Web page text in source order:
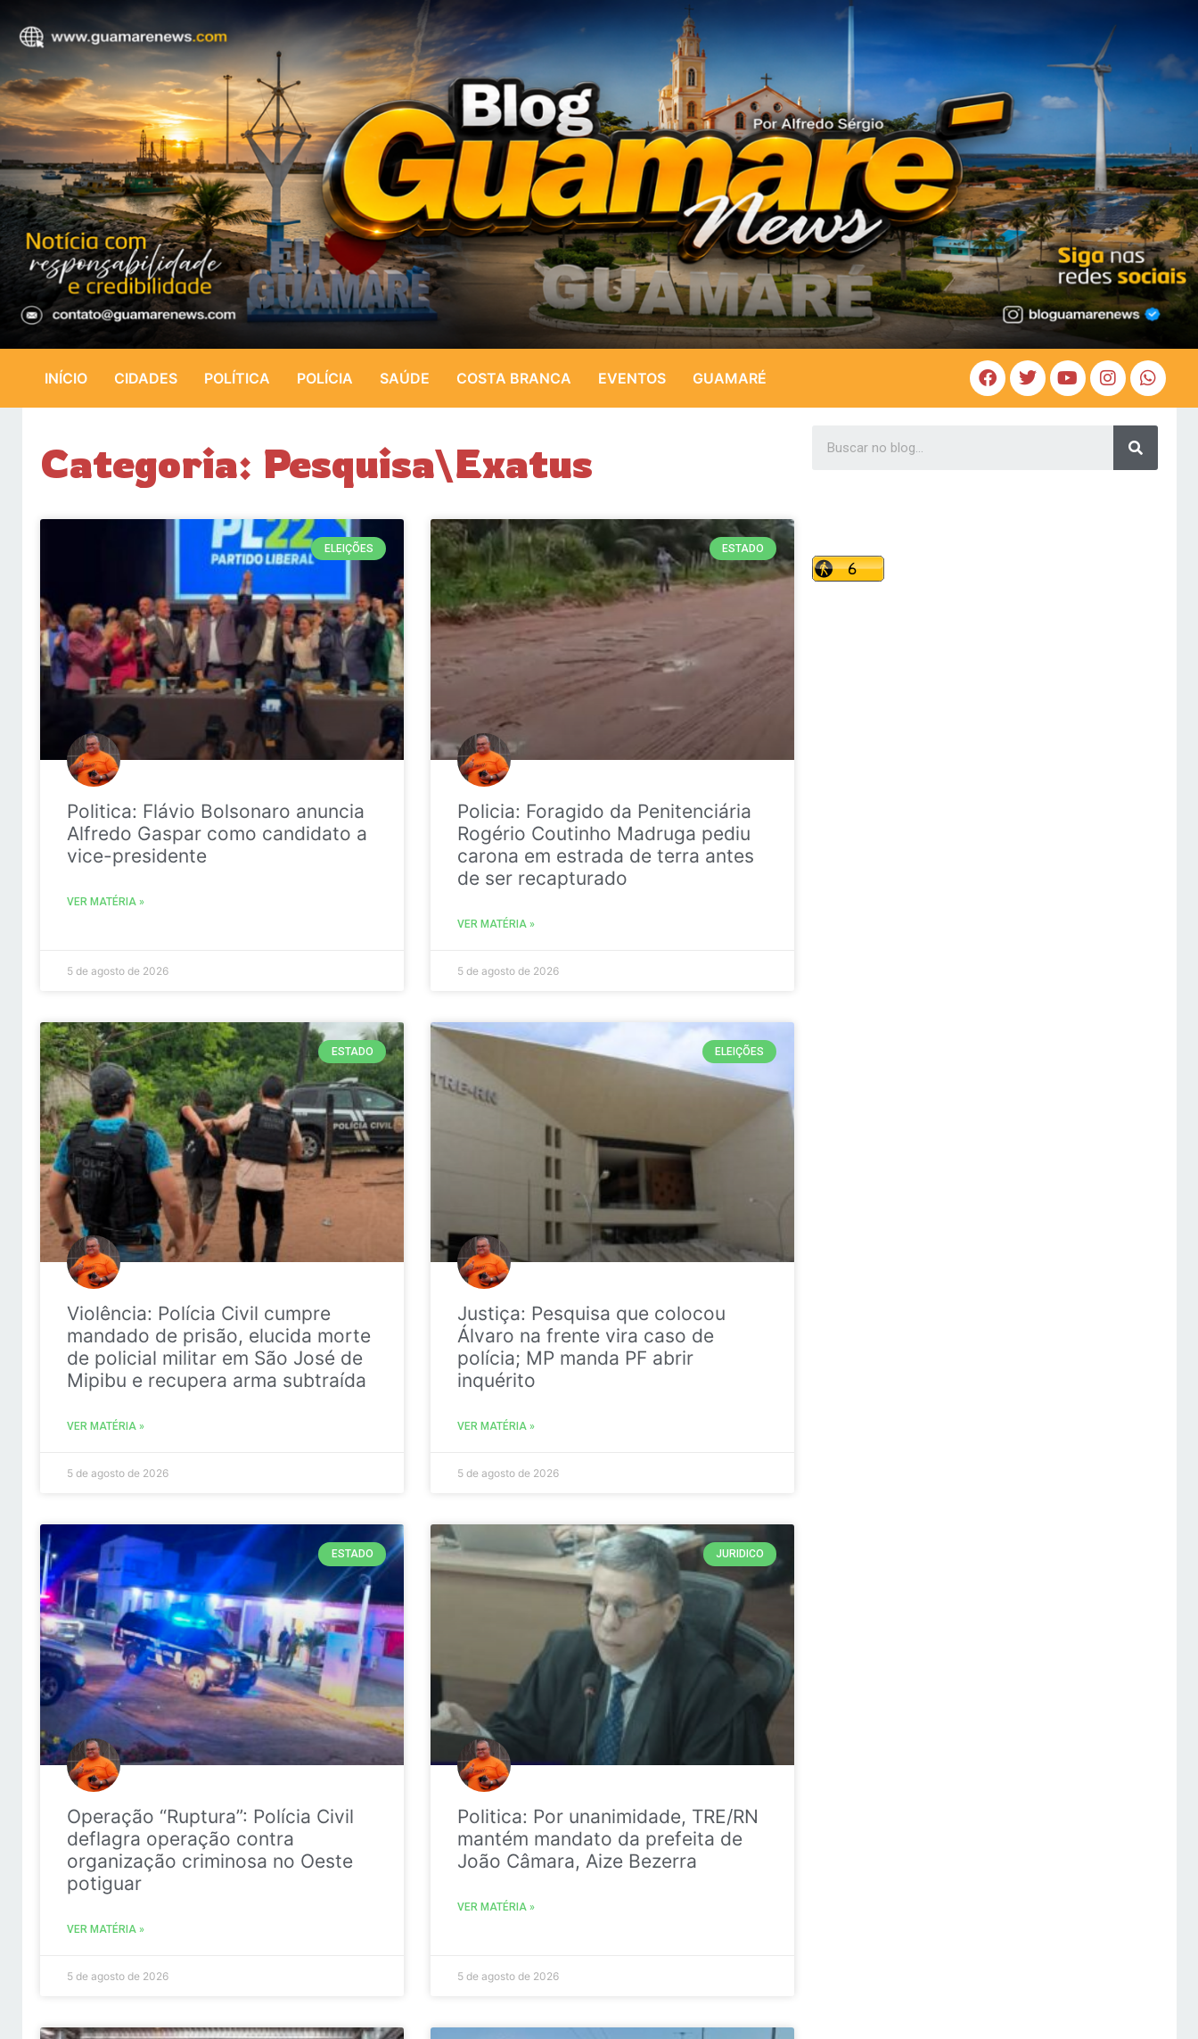
INÍCIO CIDADES POLÍTICA POLÍCIA SAÚDE COSTA BRANCA EVENTOS GUAMARÉ
Categoria: Pesquisa\Exatus
ELEIÇÕES
Politica: Flávio Bolsonaro anuncia
Alfredo Gaspar como candidato a
vice-presidente
VER MATÉRIA »
5 de agosto de 2026
ESTADO
Policia: Foragido da Penitenciária
Rogério Coutinho Madruga pediu
carona em estrada de terra antes
de ser recapturado
VER MATÉRIA »
5 de agosto de 2026
ESTADO
Violência: Polícia Civil cumpre
mandado de prisão, elucida morte
de policial militar em São José de
Mipibu e recupera arma subtraída
VER MATÉRIA »
5 de agosto de 2026
ELEIÇÕES
Justiça: Pesquisa que colocou
Álvaro na frente vira caso de
polícia; MP manda PF abrir
inquérito
VER MATÉRIA »
5 de agosto de 2026
ESTADO
Operação “Ruptura”: Polícia Civil
deflagra operação contra
organização criminosa no Oeste
potiguar
VER MATÉRIA »
5 de agosto de 2026
JURIDICO
Politica: Por unanimidade, TRE/RN
mantém mandato da prefeita de
João Câmara, Aize Bezerra
VER MATÉRIA »
5 de agosto de 2026